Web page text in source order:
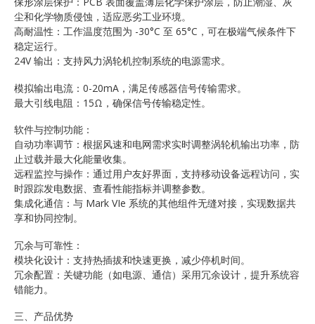
尘和化学物质侵蚀，适应恶劣工业环境。
高耐温性：工作温度范围为 -30°C 至 65°C，可在极端气候条件下
稳定运行。
24V 输出：支持风力涡轮机控制系统的电源需求。
模拟输出电流：0-20mA，满足传感器信号传输需求。
最大引线电阻：15Ω，确保信号传输稳定性。
软件与控制功能：
自动功率调节：根据风速和电网需求实时调整涡轮机输出功率，防
止过载并最大化能量收集。
远程监控与操作：通过用户友好界面，支持移动设备远程访问，实
时跟踪发电数据、查看性能指标并调整参数。
集成化通信：与 Mark VIe 系统的其他组件无缝对接，实现数据共
享和协同控制。
冗余与可靠性：
模块化设计：支持热插拔和快速更换，减少停机时间。
冗余配置：关键功能（如电源、通信）采用冗余设计，提升系统容
错能力。
三、产品优势